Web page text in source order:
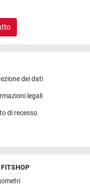
dei dati
legali
di recesso